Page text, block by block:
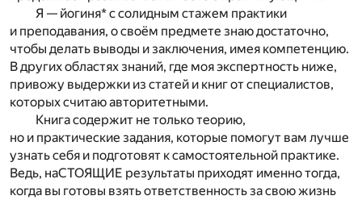
Я — йогиня* с солидным стажем практики
и преподавания, о своём предмете знаю достаточно,
чтобы делать выводы и заключения, имея компетенцию.
В других областях знаний, где моя экспертность ниже,
привожу выдержки из статей и книг от специалистов,
которых считаю авторитетными.
Книга содержит не только теорию,
но и практические задания, которые помогут вам лучше
узнать себя и подготовят к самостоятельной практике.
Ведь, наСТОЯЩИЕ результаты приходят именно тогда,
когда вы готовы взять ответственность за свою жизнь